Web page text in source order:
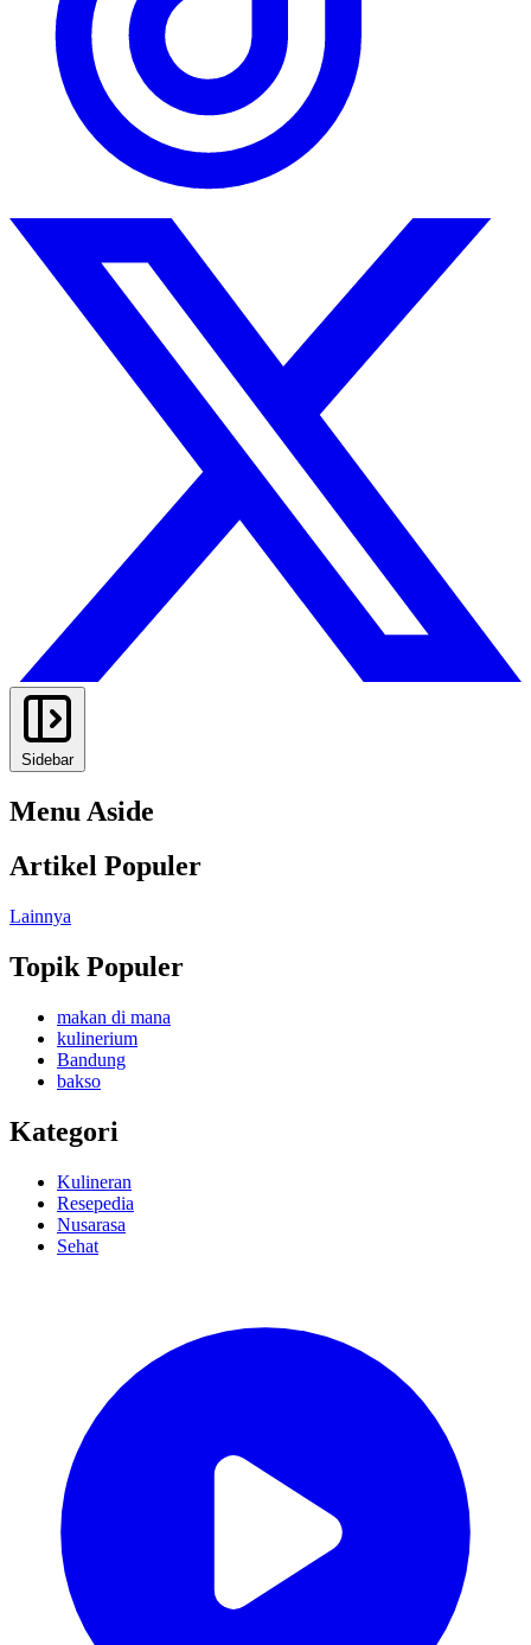
Sidebar
Menu Aside
Artikel Populer
Lainnya
Topik Populer
makan di mana
kulinerium
Bandung
bakso
Kategori
Kulineran
Resepedia
Nusarasa
Sehat